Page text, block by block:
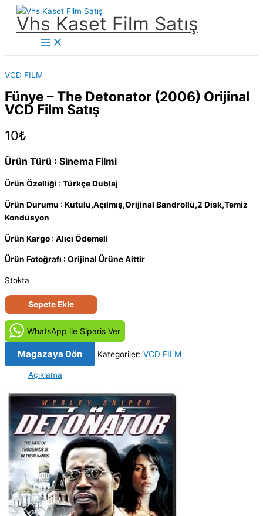
İçeriğe
Vhs Kaset Film Satış
Main
Menu
VCD FILM
Fünye – The Detonator (2006) Orijinal
VCD Film Satış
10₺
Ürün Türü : Sinema Filmi
Ürün Özelliği : Türkçe Dublaj
Ürün Durumu : Kutulu,Açılmış,Orijinal Bandrollü,2 Disk,Temiz
Kondüsyon
Ürün Kargo : Alıcı Ödemeli
Ürün Fotoğrafı : Orijinal Ürüne Aittir
Stokta
Fünye
-
The
Detonator
(2006)
Orijinal
adet
Sepete Ekle
WhatsApp ile Siparis Ver
Magazaya Dön Kategoriler: VCD FILM
Açıklama